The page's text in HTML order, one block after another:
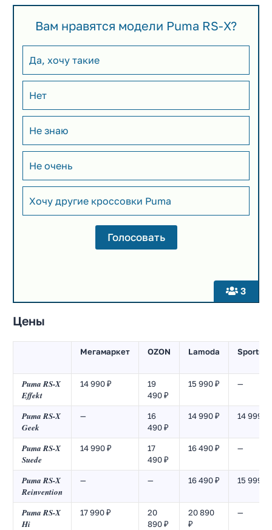
3
Вам нравятся модели Puma RS-X?
Да, хочу такие
Нет
Не знаю
Не очень
Хочу другие кроссовки Puma
Цены
Мегамаркет OZON Lamoda
Puma RS-X
Effekt
14 990 ₽
19
490 ₽
15 990 ₽ —
Puma RS-X
Geek
—
16
490 ₽
14 990 ₽ 14 999 ₽
Puma RS-X
Suede
14 990 ₽
17
490 ₽
16 490 ₽ —
Puma RS-X
Reinvention
— — 16 490 ₽ 15 999 ₽
Puma RS-X
Hi
17 990 ₽
20
890 ₽
20 890
₽
—